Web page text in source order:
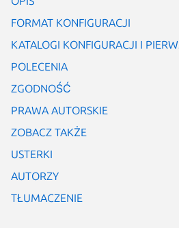
FORMAT KONFIGURACJI
KATALOGI KONFIGURACJI I
POLECENIA
ZGODNOŚĆ
PRAWA AUTORSKIE
ZOBACZ TAKŻE
USTERKI
AUTORZY
TŁUMACZENIE